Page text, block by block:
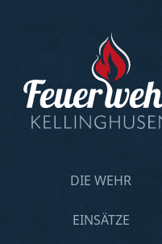
DIE WEHR
EINSÄTZE